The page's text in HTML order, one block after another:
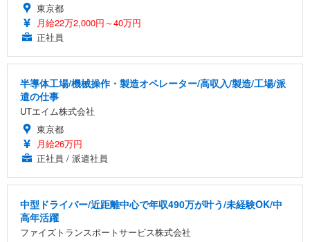
東京都
月給22万2,000円～40万円
正社員
半導体工場/機械操作・製造オペレーター/高収入/製造/工場/派
遣の仕事
UTエイム株式会社
東京都
月給26万円
正社員 / 派遣社員
中型ドライバー/近距離中心で年収490万が叶う/未経験OK/中
高年活躍
ファイズトランスポートサービス株式会社